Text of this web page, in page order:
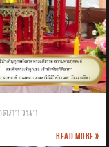
ภาวนา
Read more »